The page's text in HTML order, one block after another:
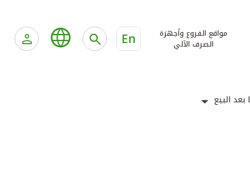
مواقع الفروع وأجهزة
الصرف الآلي
En
البيع